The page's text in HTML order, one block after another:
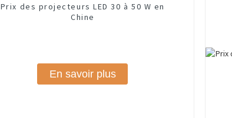
Prix ​​des projecteurs LED 30 à 50 W en
Chine
En savoir plus